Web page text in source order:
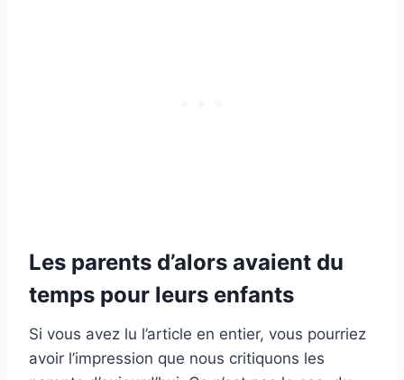
Les parents d’alors avaient du
temps pour leurs enfants
Si vous avez lu l’article en entier, vous pourriez
avoir l’impression que nous critiquons les